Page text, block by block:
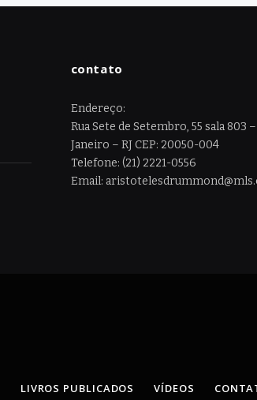
contato
Endereço:
Rua Sete de Setembro, 55 sala 803
Janeiro – RJ CEP: 20050-004
Telefone: (21) 2221-0556
Email:
LIVROS PUBLICADOS VÍDEOS